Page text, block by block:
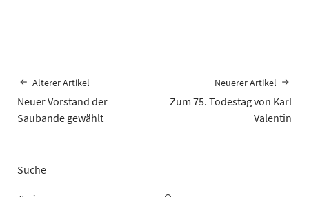
Älterer Artikel
Neuer Vorstand der
Saubande gewählt
Neuerer Artikel
Zum 75. Todestag von Karl
Valentin
Suche